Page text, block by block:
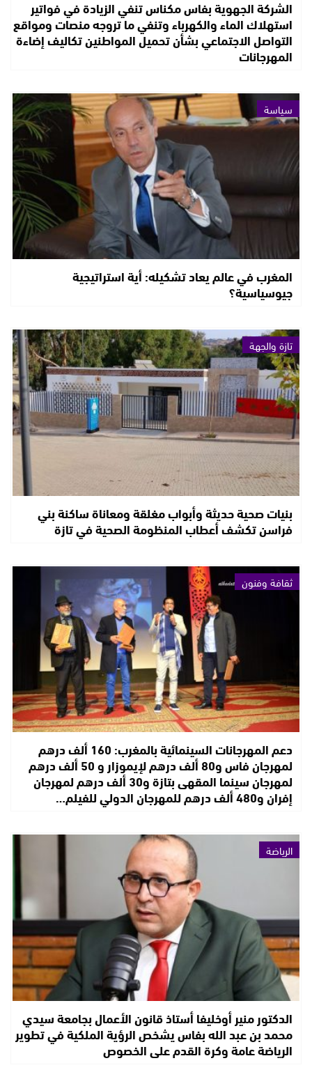
الشركة الجهوية بفاس مكناس تنفي الزيادة في فواتير
استهلاك الماء والكهرباء وتنفي ما تروجه منصات ومواقع
التواصل الاجتماعي بشأن تحميل المواطنين تكاليف إضاءة
المهرجانات
سياسة
المغرب في عالم يعاد تشكيله: أية استراتيجية
جيوسياسية؟
تازة والجهة
بنيات صحية حديثة وأبواب مغلقة ومعاناة ساكنة بني
فراسن تكشف أعطاب المنظومة الصحية في تازة
ثقافة وفنون
دعم المهرجانات السينمائية بالمغرب: 160 ألف درهم
لمهرجان فاس و80 ألف درهم لإيموزار و 50 ألف درهم
لمهرجان سينما المقهى بتازة و30 ألف درهم لمهرجان
إفران و480 ألف درهم للمهرجان الدولي للفيلم…
الرياضة
الدكتور منير أوخليفا أستاذ قانون الأعمال بجامعة سيدي
محمد بن عبد الله بفاس يشخص الرؤية الملكية في تطوير
الرياضة عامة وكرة القدم على الخصوص